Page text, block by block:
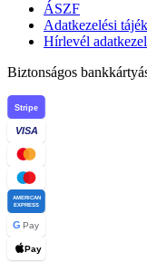
ÁSZF
Adatkezelési
Hírlevél
Biztonságos
Stripe
VISA
AMERICAN
EXPRESS
G Pay
Pay